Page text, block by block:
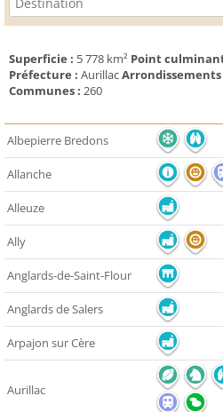
Superficie : 5 778 km² Point
Préfecture : AurillacArrondissements
Communes : 260
Albepierre Bredons
Allanche
Alleuze
Ally
Anglards-de-Saint-Flour
Anglards de Salers
Arpajon sur Cère
Aurillac